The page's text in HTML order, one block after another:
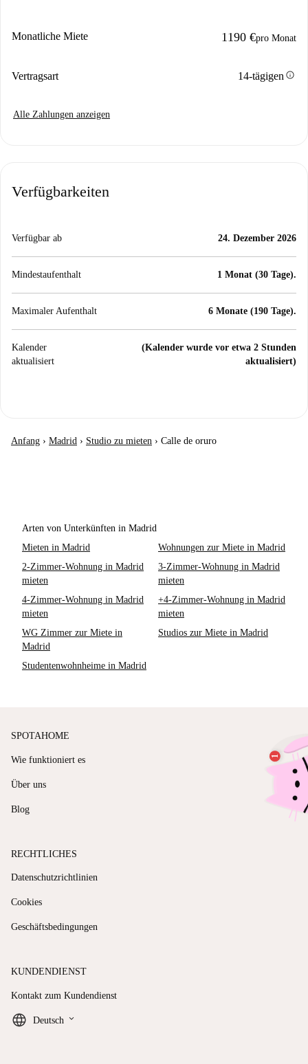
Monatliche Miete 1190 €pro Monat
Vertragsart 14-tägigen info
Alle Zahlungen anzeigen
Verfügbarkeiten
Verfügbar ab 24. Dezember 2026
Mindestaufenthalt 1 Monat (30 Tage).
Maximaler Aufenthalt 6 Monate (190 Tage).
Kalender
aktualisiert
(Kalender wurde vor etwa 2 Stunden
aktualisiert)
Anfang › Madrid › Studio zu mieten › Calle de oruro
Arten von Unterkünften in Madrid
Mieten in Madrid
Wohnungen zur Miete in Madrid
2-Zimmer-Wohnung in Madrid
mieten
3-Zimmer-Wohnung in Madrid
mieten
4-Zimmer-Wohnung in Madrid
mieten
+4-Zimmer-Wohnung in Madrid
mieten
WG Zimmer zur Miete in
Madrid
Studios zur Miete in Madrid
Studentenwohnheime in Madrid
SPOTAHOME
Wie funktioniert es
Über uns
Blog
RECHTLICHES
Datenschutzrichtlinien
Cookies
Geschäftsbedingungen
KUNDENDIENST
Kontakt zum Kundendienst
Deutsch keyboard_arrow_down